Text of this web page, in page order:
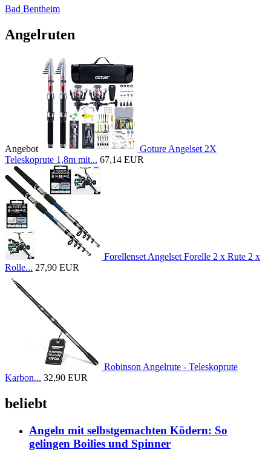
Bad Bentheim
Angelruten
Angebot
Goture Angelset 2X
Teleskoprute 1,8m mit... 67,14 EUR
Forellenset Angelset Forelle 2 x Rute 2 x
Rolle... 27,90 EUR
Robinson Angelrute - Teleskoprute
Karbon... 32,90 EUR
beliebt
Angeln mit selbstgemachten Ködern: So
gelingen Boilies und Spinner